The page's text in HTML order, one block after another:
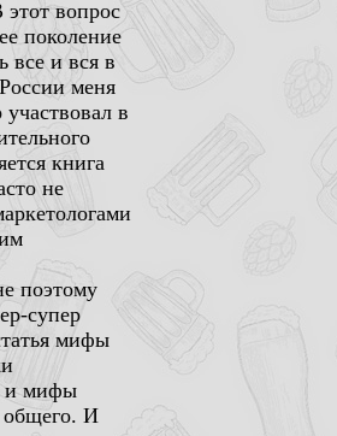
вопрос
поколение
все и вся в
меня
в
книга
не
поэтому
супер
мифы
и мифы
общего. И